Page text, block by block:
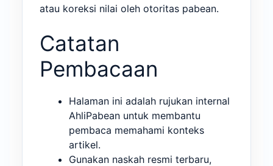
atau koreksi nilai oleh otoritas pabean.
Catatan
Pembacaan
Halaman ini adalah rujukan internal
AhliPabean untuk membantu
pembaca memahami konteks
artikel.
Gunakan naskah resmi terbaru,